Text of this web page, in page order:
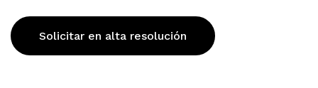
Solicitar en alta resolución